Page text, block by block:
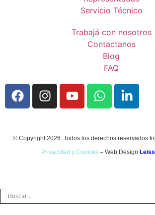
Servicio Técnico
Trabajá con nosotros
Contactanos
Blog
FAQ
© Copyright 2026. Todos los derechos reservados
Privacidad y Cookies– Web Design